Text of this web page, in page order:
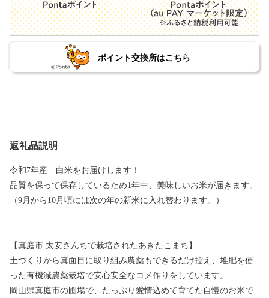
ポイント交換所はこちら
返礼品説明
令和7年産 白米をお届けします！
品質を保って保存しているため1年中、美味しいお米が届きます。
（9月から10月頃には次の年の新米に入れ替わります。）
【真庭市 太安さんちで栽培されたあきたこまち】
土づくりから真面目に取り組み農薬もできるだけ控え、堆肥を使
った有機減農薬栽培で安心安全なコメ作りをしています。
岡山県真庭市の圃場で、たっぷり愛情込めて育てた自慢のお米で